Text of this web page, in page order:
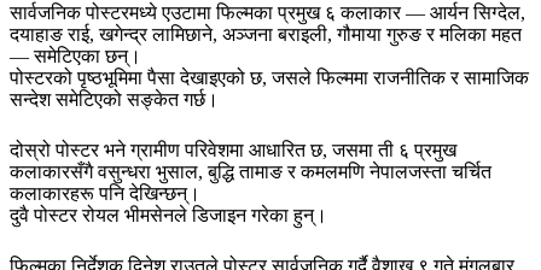
सार्वजनिक पोस्टरमध्ये एउटामा फिल्मका प्रमुख ६ कलाकार — आर्यन सिग्देल,
दयाहाङ राई, खगेन्द्र लामिछाने, अञ्जना बराइली, गौमाया गुरुङ र मलिका महत
— समेटिएका छन्।
पोस्टरको पृष्ठभूमिमा पैसा देखाइएको छ, जसले फिल्ममा राजनीतिक र सामाजिक
सन्देश समेटिएको सङ्केत गर्छ।
दोस्रो पोस्टर भने ग्रामीण परिवेशमा आधारित छ, जसमा ती ६ प्रमुख
कलाकारसँगै वसुन्धरा भुसाल, बुद्धि तामाङ र कमलमणि नेपालजस्ता चर्चित
कलाकारहरू पनि देखिन्छन्।
दुवै पोस्टर रोयल भीमसेनले डिजाइन गरेका हुन्।
फिल्मका निर्देशक दिनेश राउतले पोस्टर सार्वजनिक गर्दै वैशाख ९ गते मंगलबार